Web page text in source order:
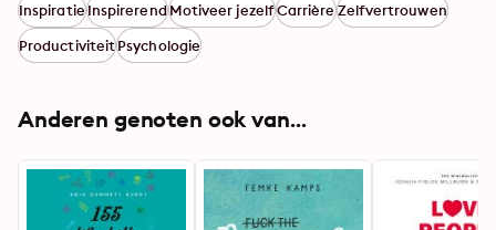
InspiratieInspirerendMotiveer jezelfCarrièreZelfvertrouwen
ProductiviteitPsychologie
Anderen genoten ook van...